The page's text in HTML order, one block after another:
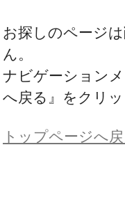
お探しのページ
ん。
ナビゲーション
へ戻る』をクリ
トップページへ